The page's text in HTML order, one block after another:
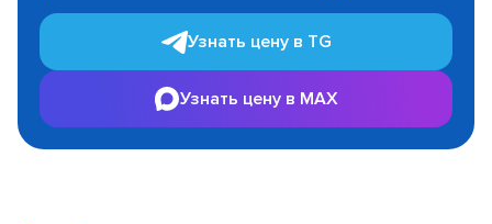
Узнать цену в TG
Узнать цену в MAX